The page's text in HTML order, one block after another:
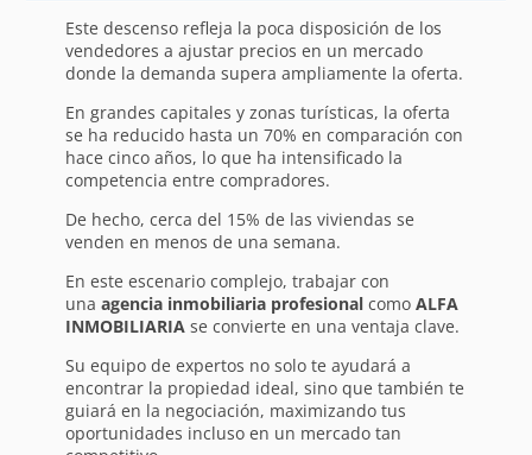
Este descenso refleja la poca disposición de los
vendedores a ajustar precios en un mercado
donde la demanda supera ampliamente la oferta.
En grandes capitales y zonas turísticas, la oferta
se ha reducido hasta un 70% en comparación con
hace cinco años, lo que ha intensificado la
competencia entre compradores.
De hecho, cerca del 15% de las viviendas se
venden en menos de una semana.
En este escenario complejo, trabajar con
una agencia inmobiliaria profesionalcomo ALFA
INMOBILIARIAse convierte en una ventaja clave.
Su equipo de expertos no solo te ayudará a
encontrar la propiedad ideal, sino que también te
guiará en la negociación, maximizando tus
oportunidades incluso en un mercado tan